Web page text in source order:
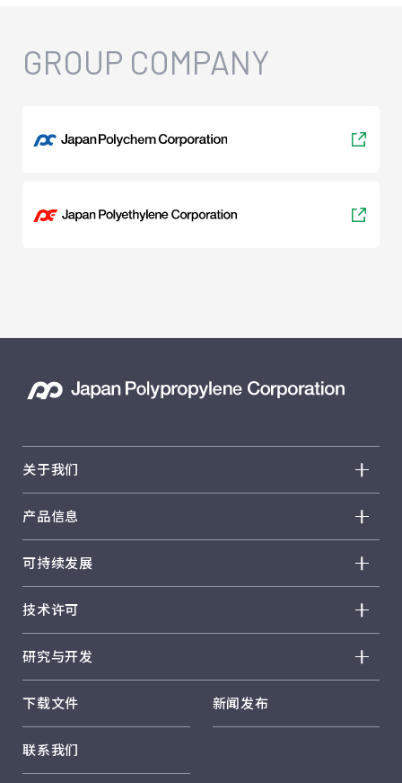
GROUP COMPANY
关于我们
公司介绍
业务地点
产品信息
WINTEC™
FUNCSTER™
按用途分类
质量保证
可持续发展
可持续发展
技术许可
产品
研究与开发
核心技术 复合材料开发设计
下载文件 新闻发布
联系我们